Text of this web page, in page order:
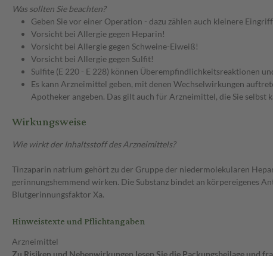
Was sollten Sie beachten?
Geben Sie vor einer Operation - dazu zählen auch kleinere
Vorsicht bei Allergie gegen Heparin!
Vorsicht bei Allergie gegen Schweine-Eiweiß!
Vorsicht bei Allergie gegen Sulfit!
Sulfite (E 220 - E 228) können Überempfindlichkeitsreaktionen
Es kann Arzneimittel geben, mit denen Wechselwirkungen
Apotheker angeben. Das gilt auch für Arzneimittel, die Sie
Wirkungsweise
Wie wirkt der Inhaltsstoff des Arzneimittels?
Tinzaparin natrium gehört zu der Gruppe der niedermolekularen
gerinnungshemmend wirken. Die Substanz bindet an körpereigenes
Blutgerinnungsfaktor Xa.
Hinweistexte und Pflichtangaben
Arzneimittel
Zu Risiken und Nebenwirkungen lesen Sie die Packungsbeilage und